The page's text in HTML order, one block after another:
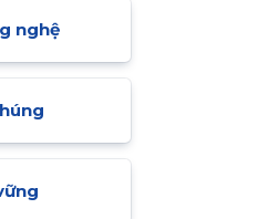
nghệ